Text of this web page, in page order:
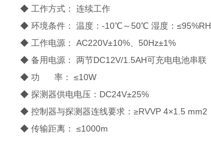
◆ 工作方式： 连续工作
◆ 环境条件： 温度：-10℃～50℃ 湿度：≤95%RH
◆ 工作电源： AC220V±10%、50Hz±1%
◆ 备用电源： 两节DC12V/1.5AH可充电电池串联
◆ 功 率： ≤10W
◆ 探测器供电电压：DC24V±25%
◆ 控制器与探测器连线要求：≥RVVP 4×1.5 mm2
◆ 传输距离： ≤1000m